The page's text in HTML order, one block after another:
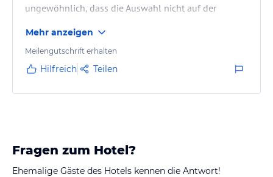
ungewöhnlich, dass die Auswahl nicht auf der
stilsicher eingerichtet. Fußläufig kann man ins Centro
laufen, die Gegen empfanden wir als sicher.
Mehr anzeigen
Meilengutschrift erhalten
Hilfreich Teilen
Fragen zum Hotel?
Ehemalige Gäste des Hotels kennen die Antwort!